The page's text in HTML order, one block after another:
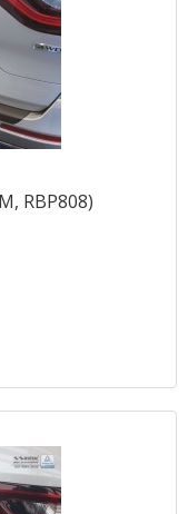
RBP808)